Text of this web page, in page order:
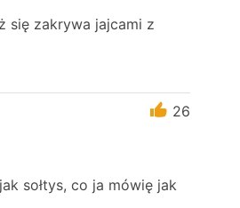
się zakrywa jajcami z
26
sołtys, co ja mówię jak